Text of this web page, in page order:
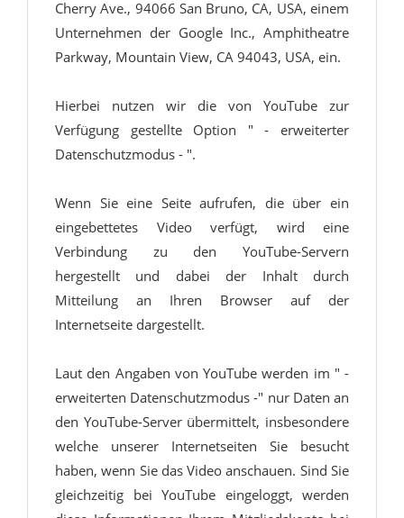
Cherry Ave., 94066 San Bruno, CA, USA, einem
Unternehmen der Google Inc., Amphitheatre
Parkway, Mountain View, CA 94043, USA, ein.
Hierbei nutzen wir die von YouTube zur
Verfügung gestellte Option " - erweiterter
Datenschutzmodus - ".
Wenn Sie eine Seite aufrufen, die über ein
eingebettetes Video verfügt, wird eine
Verbindung zu den YouTube-Servern
hergestellt und dabei der Inhalt durch
Mitteilung an Ihren Browser auf der
Internetseite dargestellt.
Laut den Angaben von YouTube werden im " -
erweiterten Datenschutzmodus -" nur Daten an
den YouTube-Server übermittelt, insbesondere
welche unserer Internetseiten Sie besucht
haben, wenn Sie das Video anschauen. Sind Sie
gleichzeitig bei YouTube eingeloggt, werden